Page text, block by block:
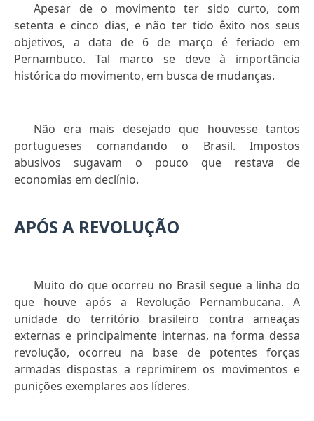
Apesar de o movimento ter sido curto, com
setenta e cinco dias, e não ter tido êxito nos seus
objetivos, a data de 6 de março é feriado em
Pernambuco. Tal marco se deve à importância
histórica do movimento, em busca de mudanças.
Não era mais desejado que houvesse tantos
portugueses comandando o Brasil. Impostos
abusivos sugavam o pouco que restava de
economias em declínio.
APÓS A REVOLUÇÃO
Muito do que ocorreu no Brasil segue a linha do
que houve após a Revolução Pernambucana. A
unidade do território brasileiro contra ameaças
externas e principalmente internas, na forma dessa
revolução, ocorreu na base de potentes forças
armadas dispostas a reprimirem os movimentos e
punições exemplares aos líderes.